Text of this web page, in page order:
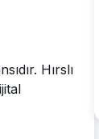
Hırslı